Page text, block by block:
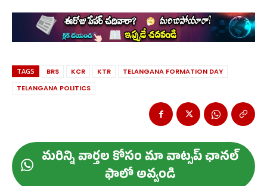
TAGS BRS KCR KTR
TELANGANA FORMATION DAY
TELANGANA POLITICS
మ‌రిన్ని వార్త‌ల కోసం మా వాట్స‌ప్ ఛాన‌ల్
ఫాలో అవ్వండి